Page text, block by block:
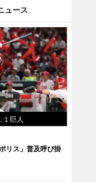
ュース
巨人
ポリス」普及呼び掛